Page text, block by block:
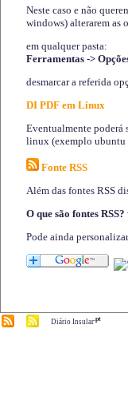
Neste caso e não
windows) alterarem as
em qualquer pasta:
Ferramentas ->
desmarcar a referida
DI PDF em Linux
Eventualmente poderá
linux (exemplo ubuntu
Fonte RSS
Além das fontes RSS
O que são fontes RSS?
Pode ainda
Diário Insular.pt